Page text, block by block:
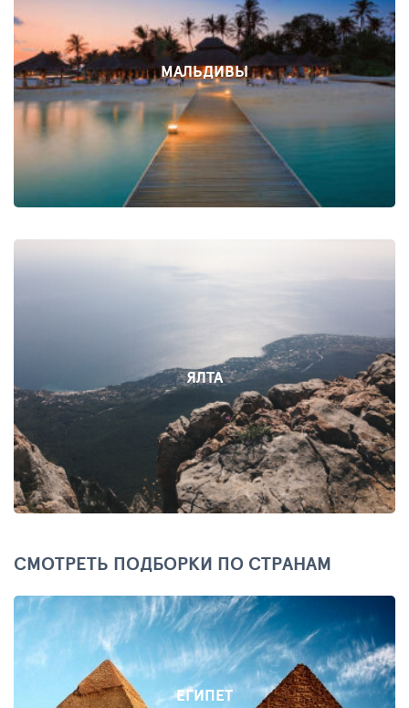
МАЛЬДИВЫ
ЯЛТА
СМОТРЕТЬ ПОДБОРКИ ПО СТРАНАМ
ЕГИПЕТ